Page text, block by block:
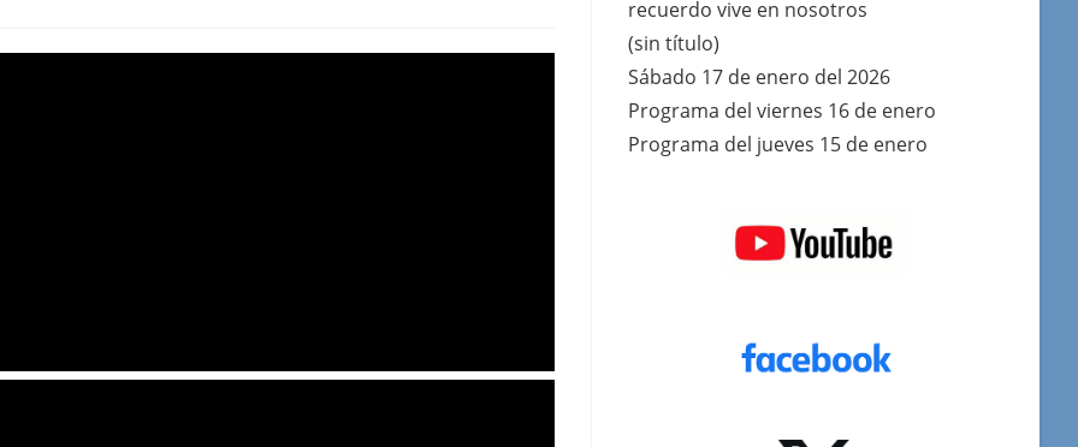
recuerdo vive en nosotros
(sin título)
Sábado 17 de enero del 2026
Programa del viernes 16 de enero
Programa del jueves 15 de enero